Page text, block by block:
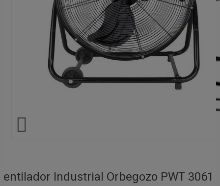

Industrial Orbegozo PWT 3061